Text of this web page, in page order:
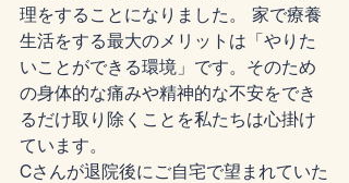
理をすることになりました。 家で療養
生活をする最大のメリットは「やりた
いことができる環境」です。そのため
の身体的な痛みや精神的な不安をでき
るだけ取り除くことを私たちは心掛け
ています。
Cさんが退院後にご自宅で望まれていた